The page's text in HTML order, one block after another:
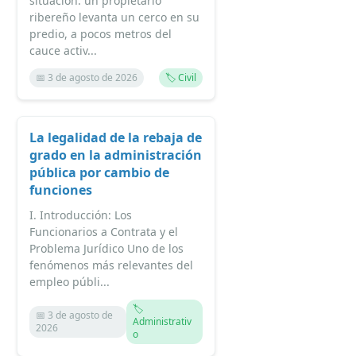
ribereño levanta un cerco en su
predio, a pocos metros del
cauce activ...
📅 3 de agosto de 2026 🏷️ Civil
La legalidad de la rebaja de
grado en la administración
pública por cambio de
funciones
I. Introducción: Los
Funcionarios a Contrata y el
Problema Jurídico Uno de los
fenómenos más relevantes del
empleo públi...
📅 3 de agosto de
2026
🏷️
Administrativ
o